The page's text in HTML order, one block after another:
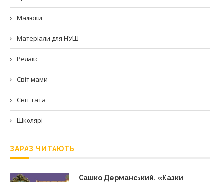
Малюки
Матеріали для НУШ
Релакс
Світ мами
Світ тата
Школярі
ЗАРАЗ ЧИТАЮТЬ
Сашко Дерманський. «Казки